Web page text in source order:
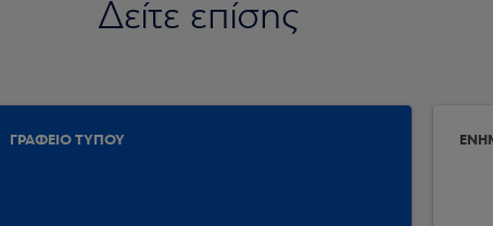
Δείτε επίσης
ΓΡΑΦΕΙΟ ΤΥΠΟΥ